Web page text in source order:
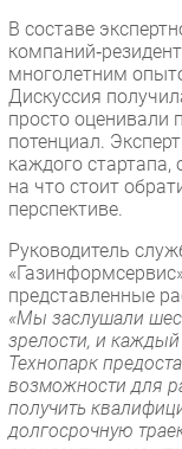
В составе
многолетним
Дискуссия
просто оценивали
потенциал.
каждого стартапа,
на что стоит
перспективе.
Руководитель
представленные
«Мы заслушали
зрелости, и
Технопарк
возможности для
получить
долгосрочную